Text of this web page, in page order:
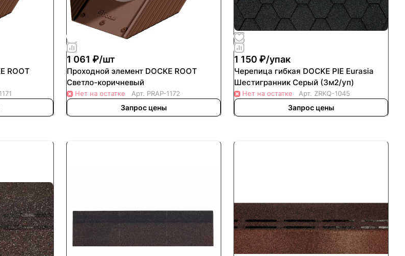
ROOT
1 061 ₽/шт
Проходной элемент DOCKE ROOT
Светло-коричневый
Нет на остатке Арт. PRAP-1172
Запрос цены
1 150 ₽/упак
Черепица гибкая DOCKE PIE Eurasia
Шестигранник Серый (3м2/уп)
Нет на остатке Арт. ZRKQ-1045
Запрос цены